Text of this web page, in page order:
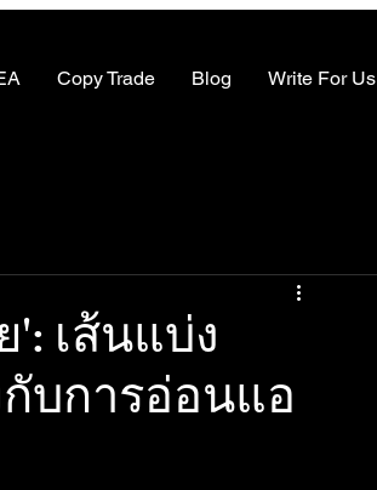
Copy Trade Blog Write For Us
เส้นแบ่ง
บการอ่อนแอ